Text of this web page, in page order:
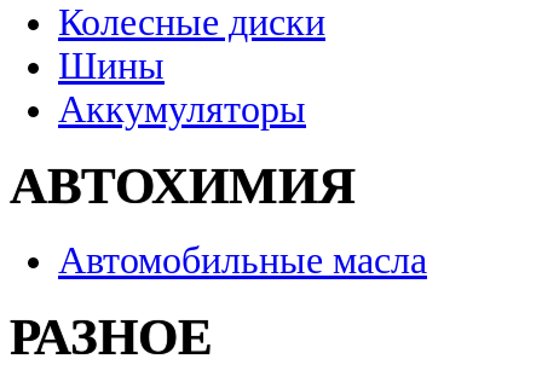
Колесные диски
Шины
Аккумуляторы
АВТОХИМИЯ
Автомобильные масла
РАЗНОЕ